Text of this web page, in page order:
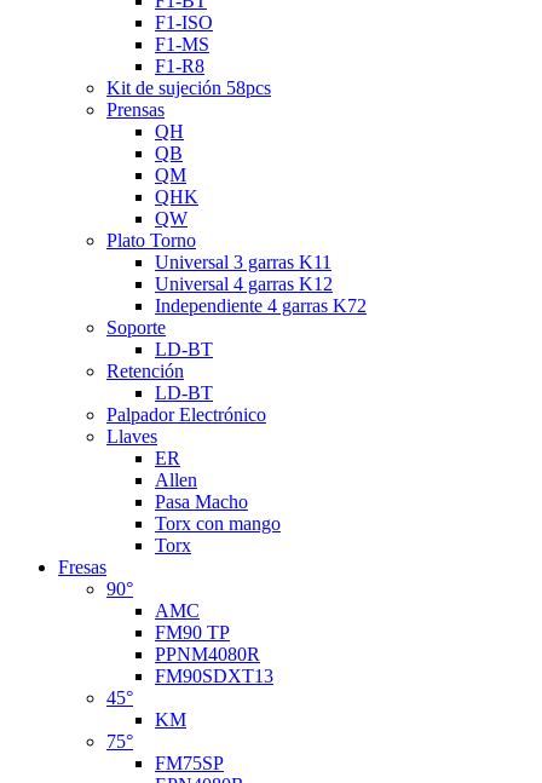
F1-ISO
F1-MS
F1-R8
Kit de sujeción 58pcs
Prensas
QH
QB
QM
QHK
QW
Plato Torno
Universal 3 garras K11
Universal 4 garras K12
Independiente 4 garras K72
Soporte
LD-BT
Retención
LD-BT
Palpador Electrónico
Llaves
ER
Allen
Pasa Macho
Torx con mango
Torx
Fresas
90°
AMC
FM90 TP
PPNM4080R
FM90SDXT13
45°
KM
75°
FM75SP